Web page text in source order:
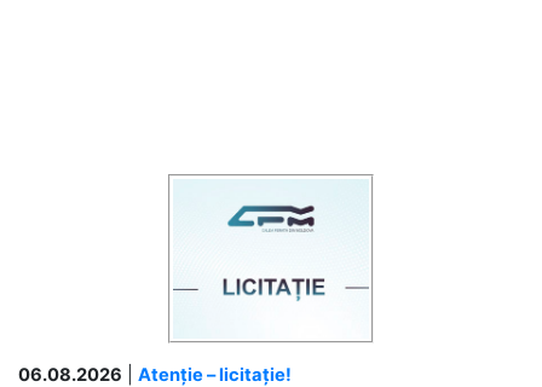
06.08.2026
Atenție – licitație!